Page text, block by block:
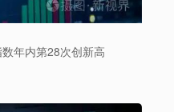
年内第28次创新高